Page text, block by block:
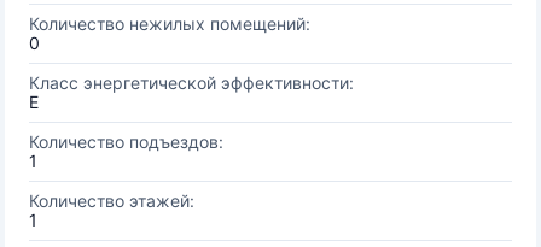
Количество нежилых помещений:
0
Класс энергетической эффективности:
E
Количество подъездов:
1
Количество этажей:
1